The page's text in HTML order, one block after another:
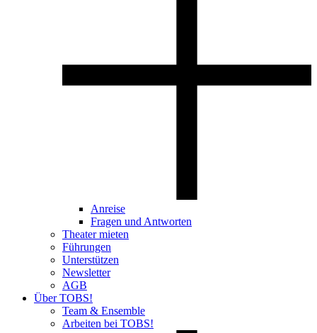
Anreise
Fragen und Antworten
Theater mieten
Führungen
Unterstützen
Newsletter
AGB
Über TOBS!
Team & Ensemble
Arbeiten bei TOBS!